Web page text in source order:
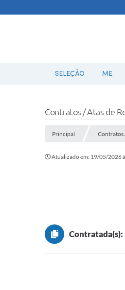
SELEÇÃO ME
Contratos / Atas de
Principal Contratos
Atualizado em: 19/05/2026
Contratada(s):